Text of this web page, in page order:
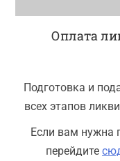
Оплата
Подготовка и
всех этапов
Если вам нужна
перейдите